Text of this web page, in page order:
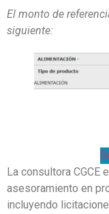
El monto de
siguiente:
La consultora CGCE
asesoramiento en
incluyendo